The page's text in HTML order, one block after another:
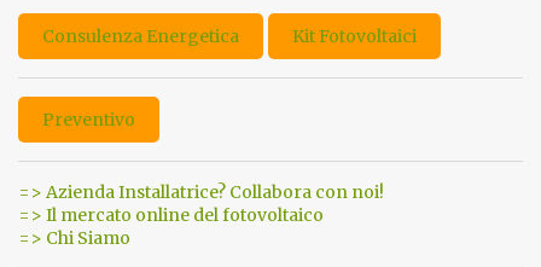
Consulenza Energetica Kit Fotovoltaici
Preventivo
=> Azienda Installatrice? Collabora con noi!
=> Il mercato online del fotovoltaico
=> Chi Siamo